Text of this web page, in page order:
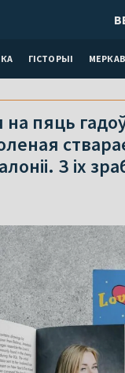
ГІСТОРЫІ
пяць
З іх